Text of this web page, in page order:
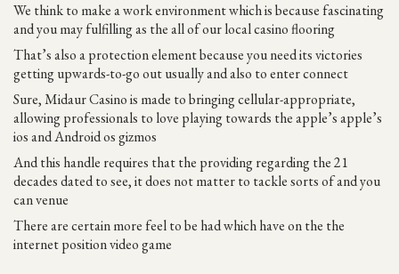
We think to make a work environment which is because fascinating
and you may fulfilling as the all of our local casino flooring
That’s also a protection element because you need its victories
getting upwards-to-go out usually and also to enter connect
Sure, Midaur Casino is made to bringing cellular-appropriate,
allowing professionals to love playing towards the apple’s apple’s
ios and Android os gizmos
And this handle requires that the providing regarding the 21
decades dated to see, it does not matter to tackle sorts of and you
can venue
There are certain more feel to be had which have on the the
internet position video game